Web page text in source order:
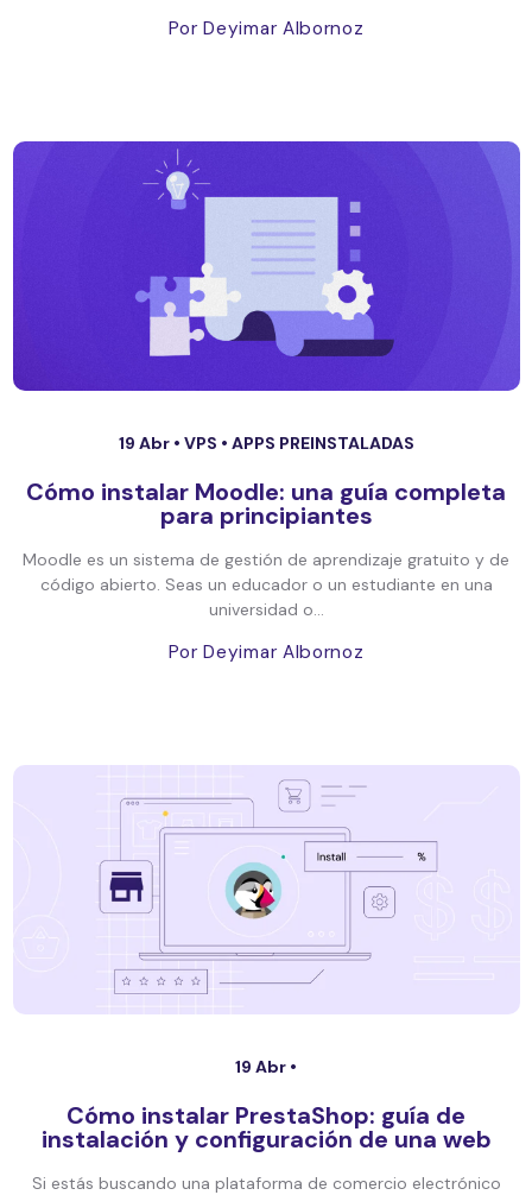
Por Deyimar Albornoz
19 Abr • VPS • APPS PREINSTALADAS
Cómo instalar Moodle: una guía completa
para principiantes
Moodle es un sistema de gestión de aprendizaje gratuito y de
código abierto. Seas un educador o un estudiante en una
universidad o...
Por Deyimar Albornoz
19 Abr •
Cómo instalar PrestaShop: guía de
instalación y configuración de una web
Si estás buscando una plataforma de comercio electrónico